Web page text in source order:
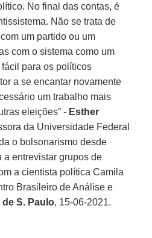
No final das contas, é
Não se trata de
um partido ou um
com o sistema como um
para os políticos
a se encantar novamente
um trabalho mais
eleições” - Esther
da Universidade Federal
o bolsonarismo desde
a entrevistar grupos de
a cientista política Camila
Brasileiro de Análise e
de S. Paulo, 15-06-2021.